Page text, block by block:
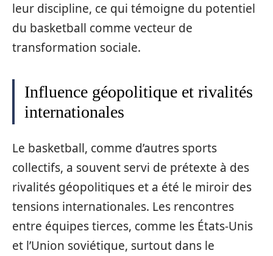
leur discipline, ce qui témoigne du potentiel
du basketball comme vecteur de
transformation sociale.
Influence géopolitique et rivalités
internationales
Le basketball, comme d’autres sports
collectifs, a souvent servi de prétexte à des
rivalités géopolitiques et a été le miroir des
tensions internationales. Les rencontres
entre équipes tierces, comme les États-Unis
et l’Union soviétique, surtout dans le